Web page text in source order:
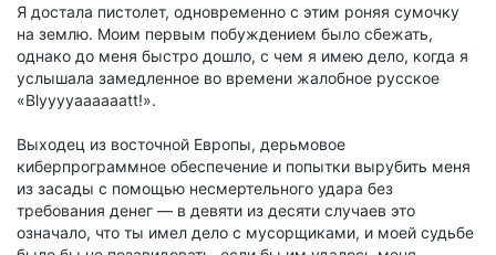
Я достала пистолет, одновременно с этим роняя сумочку
на землю. Моим первым побуждением было сбежать,
однако до меня быстро дошло, с чем я имею дело, когда я
услышала замедленное во времени жалобное русское
«Blyyyyaaaaaatt!».
Выходец из восточной Европы, дерьмовое
киберпрограммное обеспечение и попытки вырубить меня
из засады с помощью несмертельного удара без
требования денег — в девяти из десяти случаев это
означало, что ты имел дело с мусорщиками, и моей судьбе